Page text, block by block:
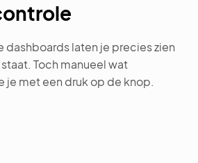
dashboards laten je precies zien
Toch manueel wat
je met een druk op de knop.